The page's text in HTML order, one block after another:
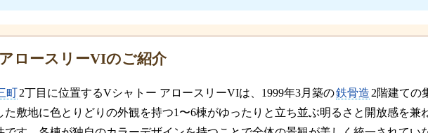
ロースリーVIのご紹介
町2丁目に位置するVシャトー アロースリーVIは、1999年3月築の鉄骨造 2階建ての
た敷地に色とりどりの外観を持つ1〜6棟がゆったりと立ち並ぶ明るさと開放感を兼